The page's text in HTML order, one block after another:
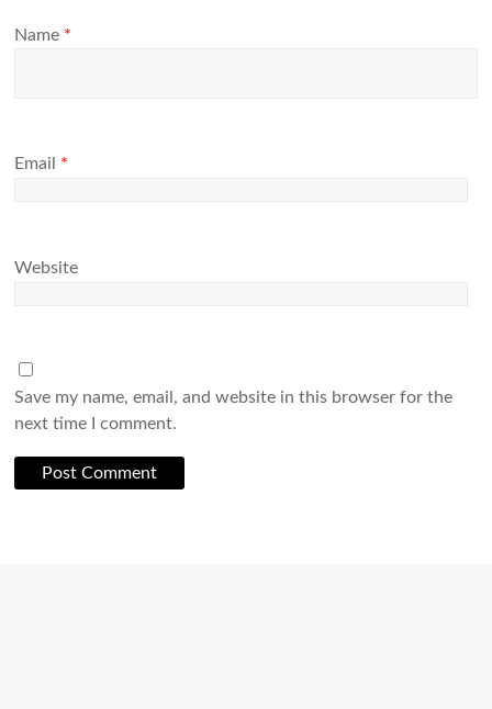
Name *
Email *
Website
Save my name, email, and website in this browser for the
next time I comment.